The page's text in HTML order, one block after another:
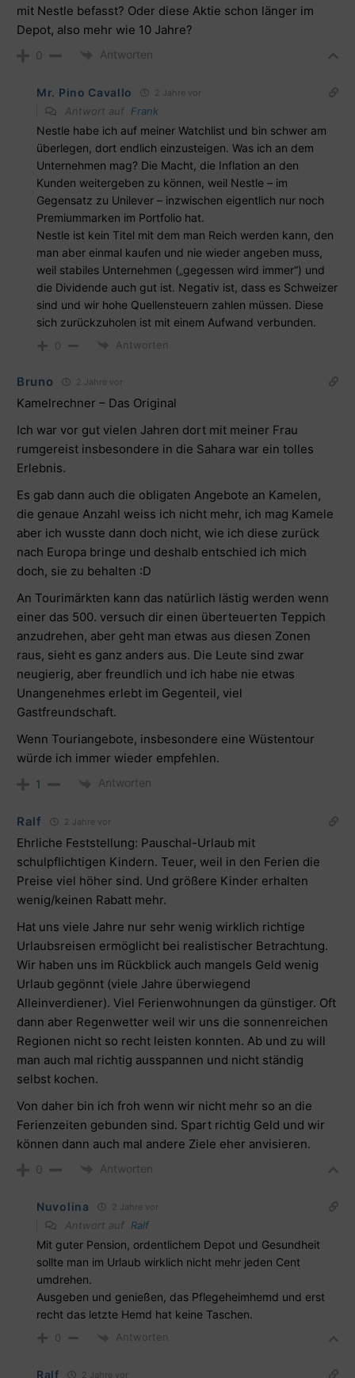
mit Nestle befasst? Oder diese Aktie schon länger im
Depot, also mehr wie 10 Jahre?
0 Antworten
Mr. Pino Cavallo 2 Jahre vor
Antwort auf Frank
Nestle habe ich auf meiner Watchlist und bin schwer am
überlegen, dort endlich einzusteigen. Was ich an dem
Unternehmen mag? Die Macht, die Inflation an den
Kunden weitergeben zu können, weil Nestle – im
Gegensatz zu Unilever – inzwischen eigentlich nur noch
Premiummarken im Portfolio hat.
Nestle ist kein Titel mit dem man Reich werden kann, den
man aber einmal kaufen und nie wieder angeben muss,
weil stabiles Unternehmen („gegessen wird immer“) und
die Dividende auch gut ist. Negativ ist, dass es Schweizer
sind und wir hohe Quellensteuern zahlen müssen. Diese
sich zurückzuholen ist mit einem Aufwand verbunden.
0 Antworten
Bruno 2 Jahre vor
Kamelrechner – Das Original
Ich war vor gut vielen Jahren dort mit meiner Frau
rumgereist insbesondere in die Sahara war ein tolles
Erlebnis.
Es gab dann auch die obligaten Angebote an Kamelen,
die genaue Anzahl weiss ich nicht mehr, ich mag Kamele
aber ich wusste dann doch nicht, wie ich diese zurück
nach Europa bringe und deshalb entschied ich mich
doch, sie zu behalten :D
An Tourimärkten kann das natürlich lästig werden wenn
einer das 500. versuch dir einen überteuerten Teppich
anzudrehen, aber geht man etwas aus diesen Zonen
raus, sieht es ganz anders aus. Die Leute sind zwar
neugierig, aber freundlich und ich habe nie etwas
Unangenehmes erlebt im Gegenteil, viel
Gastfreundschaft.
Wenn Touriangebote, insbesondere eine Wüstentour
würde ich immer wieder empfehlen.
1 Antworten
Ralf 2 Jahre vor
Ehrliche Feststellung: Pauschal-Urlaub mit
schulpflichtigen Kindern. Teuer, weil in den Ferien die
Preise viel höher sind. Und größere Kinder erhalten
wenig/keinen Rabatt mehr.
Hat uns viele Jahre nur sehr wenig wirklich richtige
Urlaubsreisen ermöglicht bei realistischer Betrachtung.
Wir haben uns im Rückblick auch mangels Geld wenig
Urlaub gegönnt (viele Jahre überwiegend
Alleinverdiener). Viel Ferienwohnungen da günstiger. Oft
dann aber Regenwetter weil wir uns die sonnenreichen
Regionen nicht so recht leisten konnten. Ab und zu will
man auch mal richtig ausspannen und nicht ständig
selbst kochen.
Von daher bin ich froh wenn wir nicht mehr so an die
Ferienzeiten gebunden sind. Spart richtig Geld und wir
können dann auch mal andere Ziele eher anvisieren.
0 Antworten
Nuvolina 2 Jahre vor
Antwort auf Ralf
Mit guter Pension, ordentlichem Depot und Gesundheit
sollte man im Urlaub wirklich nicht mehr jeden Cent
umdrehen.
Ausgeben und genießen, das Pflegeheimhemd und erst
recht das letzte Hemd hat keine Taschen.
0 Antworten
Ralf 2 Jahre vor